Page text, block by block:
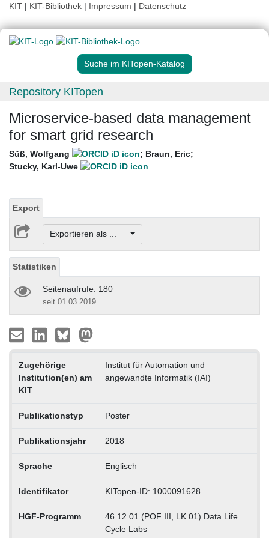
KIT | KIT-Bibliothek | Impressum | Datenschutz
Suche im KITopen-Katalog
Repository KITopen
Microservice-based data management
for smart grid research
Süß, Wolfgang ; Braun, Eric;
Stucky, Karl-Uwe
Export
Exportieren als ...
Statistiken
Seitenaufrufe: 180
seit 01.03.2019
Zugehörige
Institution(en) am
KIT
Institut für Automation und
angewandte Informatik (IAI)
Publikationstyp Poster
Publikationsjahr 2018
Sprache Englisch
Identifikator KITopen-ID: 1000091628
HGF-Programm
46.12.01 (POF III, LK 01) Data Life
Cycle Labs